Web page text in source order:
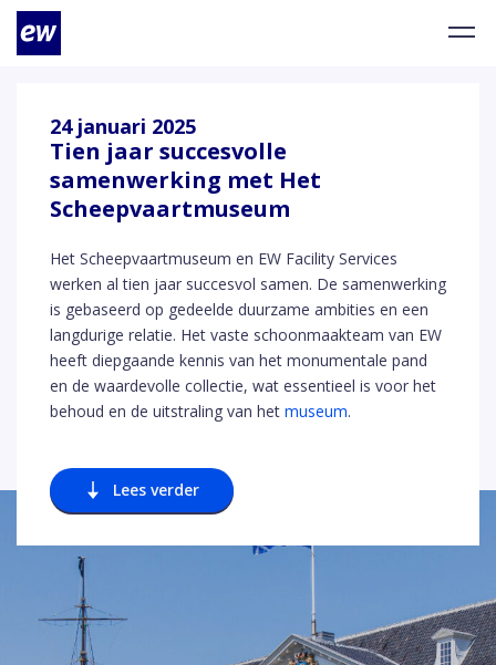
24 januari 2025
Tien jaar succesvolle
samenwerking met Het
Scheepvaartmuseum
Het Scheepvaartmuseum en EW Facility Services
werken al tien jaar succesvol samen. De samenwerking
is gebaseerd op gedeelde duurzame ambities en een
langdurige relatie. Het vaste schoonmaakteam van EW
heeft diepgaande kennis van het monumentale pand
en de waardevolle collectie, wat essentieel is voor het
behoud en de uitstraling van het museum.
Lees verder